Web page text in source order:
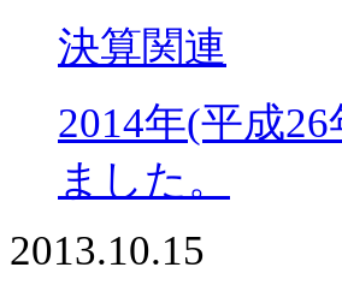
決算関連
2014年(平成
ました。
2013.10.15